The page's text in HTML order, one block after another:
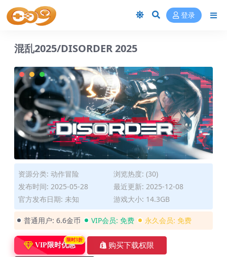
登录
混乱2025/DISORDER 2025
资源分类: 动作冒险
浏览热度: (30)
发布时间: 2025-05-28
最近更新: 2025-12-08
官方发布日期: 未知
游戏大小: 14.3GB
普通用户: 6.6金币 VIP会员: 免费 永久会员: 免费
VIP限时优惠
限时3折
购买下载权限